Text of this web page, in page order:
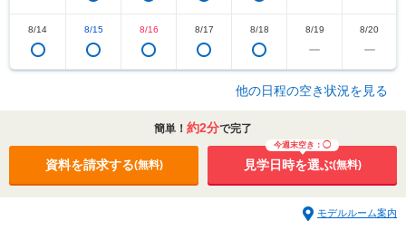
8/14 8/15 8/16 8/17 8/18 8/19 8/20
他の日程の空き状況を見る
簡単！ 約2分で完了
資料を請求する(無料)
今週末空き：◯
見学日時を選ぶ(無料)
モデルルーム案内